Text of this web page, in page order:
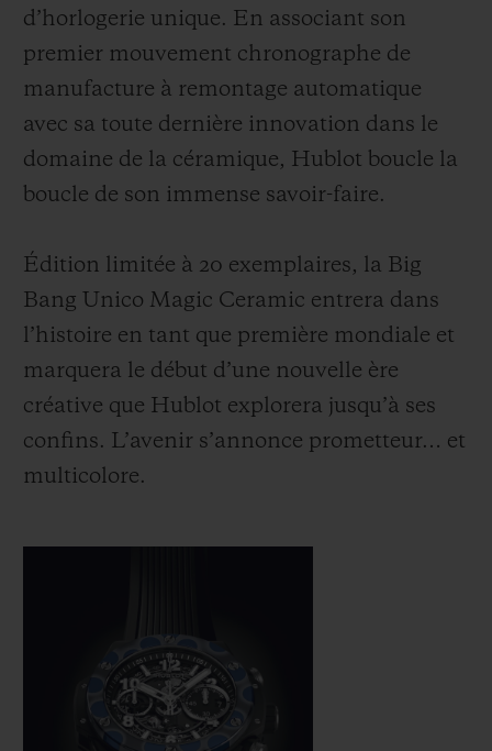
d’horlogerie unique. En associant son
premier mouvement chronographe de
manufacture à remontage automatique
avec sa toute dernière innovation dans le
domaine de la céramique, Hublot boucle la
boucle de son immense savoir-faire.
Édition limitée à 20 exemplaires, la Big
Bang Unico Magic Ceramic entrera dans
l’histoire en tant que première mondiale et
marquera le début d’une nouvelle ère
créative que Hublot explorera jusqu’à ses
confins. L’avenir s’annonce prometteur… et
multicolore.